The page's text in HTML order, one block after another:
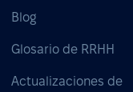
Blog
Glosario de RRHH
Actualizaciones de